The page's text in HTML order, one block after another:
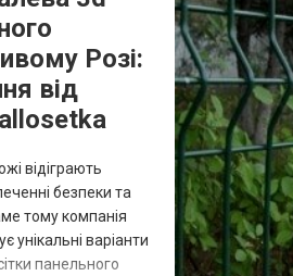
Розі:
від
відіграють
безпеки та
тому компанія
унікальні варіанти
панельного